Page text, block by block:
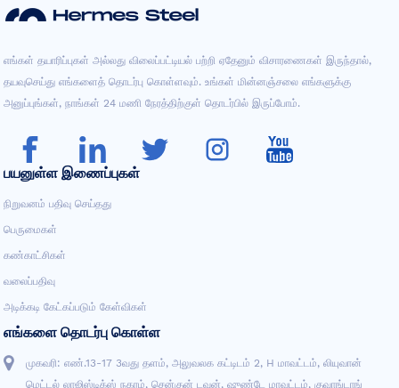
எங்கள் தயாரிப்புகள் அல்லது விலைப்பட்டியல் பற்றி ஏதேனும் விசாரணைகள் இருந்தால்,
தயவுசெய்து எங்களைத் தொடர்பு கொள்ளவும். உங்கள் மின்னஞ்சலை எங்களுக்கு
அனுப்புங்கள், நாங்கள் 24 மணி நேரத்திற்குள் தொடர்பில் இருப்போம்.
பயனுள்ள இணைப்புகள்
நிறுவனம் பதிவு செய்தது
பெருமைகள்
கண்காட்சிகள்
வலைப்பதிவு
அடிக்கடி கேட்கப்படும் கேள்விகள்
எங்களை தொடர்பு கொள்ள
முகவரி: எண்.13-17 3வது தளம், அலுவலக கட்டிடம் 2, H மாவட்டம், லியுவான்
மெட்டல் லாஜிஸ்டிக்ஸ் நகரம், சென்குன் டவுன், ஷுண்டே மாவட்டம், குவாங்டாங்